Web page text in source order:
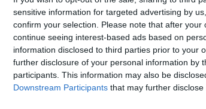
sensitive information for targeted advertising by
confirm your selection. Please note that after
continue seeing interest-based ads based on
information disclosed to third parties prior to your
further disclosure of your personal information by
participants. This information may also be
Downstream Participants that may further